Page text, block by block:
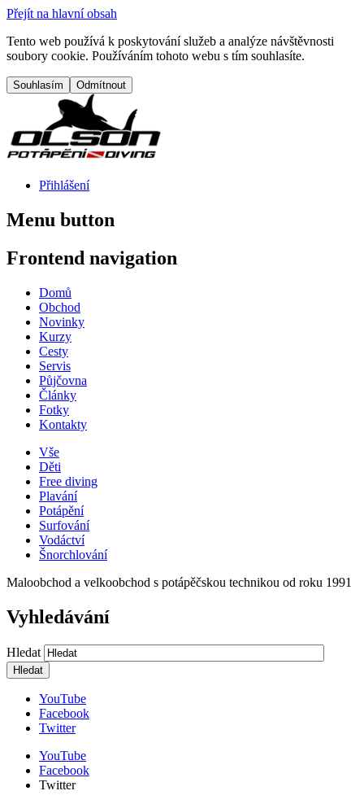
Přejít na hlavní obsah
Tento web používá k poskytování služeb a analýze návštěvnosti
soubory cookie. Používáním tohoto webu s tím souhlasíte.
Přihlášení
Menu button
Frontend navigation
Domů
Obchod
Novinky
Kurzy
Cesty
Servis
Půjčovna
Články
Fotky
Kontakty
Vše
Děti
Free diving
Plavání
Potápění
Surfování
Vodáctví
Šnorchlování
Maloobchod a velkoobchod s potápěčskou technikou od roku 1991
Vyhledávání
Hledat
YouTube
Facebook
Twitter
YouTube
Facebook
Twitter